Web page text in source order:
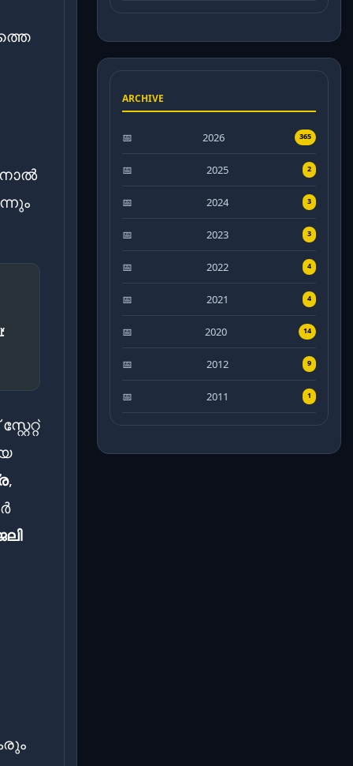
,
ARCHIVE
2026 365
2025 2
2024 3
2023 3
2022 4
2021 4
2020 14
2012 9
2011 1